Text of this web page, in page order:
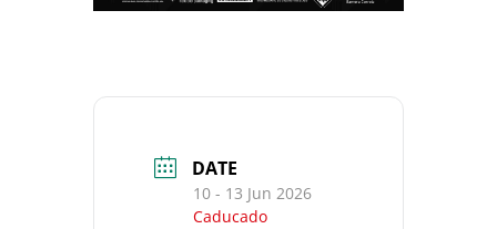
DATE
10 - 13 Jun 2026
Caducado